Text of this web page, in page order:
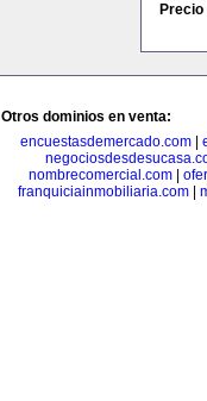
Otros dominios en venta:
encuestasdemercado.com
nombrecomercial.com
franquiciainmobiliaria.com